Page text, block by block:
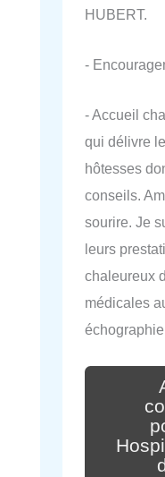
HUBERT.
-
- Accueil
qui délivre
hôtesses
conseils.
sourire. Je
leurs
chaleureux
médicales